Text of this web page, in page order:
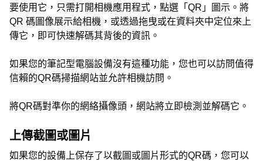
要使用它，只需打開相機應用程式，點選「QR」圖示。將
QR 碼圖像展示給相機，或透過拖曳或在資料夾中定位來上
傳它，即可快速解碼其背後的資訊。
如果您的筆記型電腦設備沒有這種功能，您也可以訪問值得
信賴的QR碼掃描網站並允許相機訪問。
將QR碼對準你的網絡攝像頭，網站將立即檢測並解碼它。
上傳截圖或圖片
如果您的設備上保存了以截圖或圖片形式的QR碼，您可以